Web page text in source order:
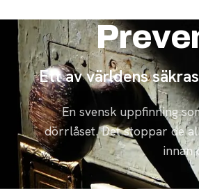
Ett av världens
En svensk uppfinning
dörrlåset. Det stoppar de
innan